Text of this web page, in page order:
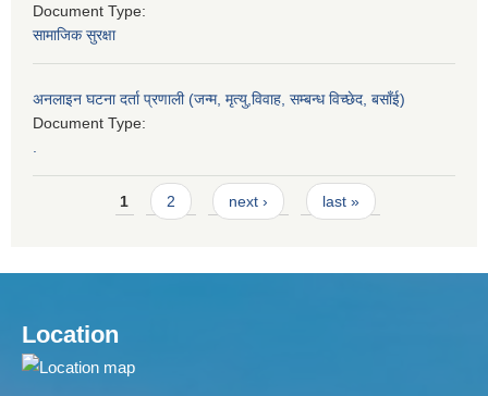
Document Type:
सामाजिक सुरक्षा
अनलाइन घटना दर्ता प्रणाली (जन्म, मृत्यु,विवाह, सम्बन्ध विच्छेद, बसाँई)
Document Type:
Pages1 2 next › last »
Location